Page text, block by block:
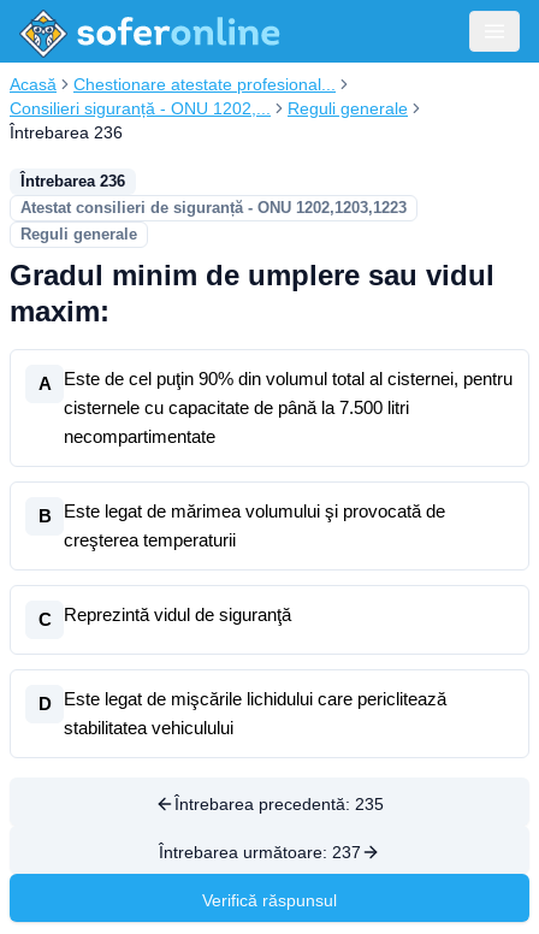
Acasă
Chestionare atestate profesional...
Consilieri siguranță - ONU 1202,...
Reguli generale
Întrebarea 236
Întrebarea 236
Atestat consilieri de siguranță - ONU 1202,1203,1223
Reguli generale
Gradul minim de umplere sau vidul
maxim:
A
Este de cel puţin 90% din volumul total al cisternei, pentru
cisternele cu capacitate de până la 7.500 litri
necompartimentate
B
Este legat de mărimea volumului şi provocată de
creşterea temperaturii
C Reprezintă vidul de siguranţă
D
Este legat de mişcările lichidului care periclitează
stabilitatea vehiculului
Întrebarea precedentă: 235
Întrebarea următoare: 237
Verifică răspunsul